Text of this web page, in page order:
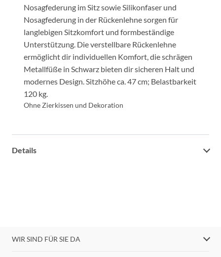
Nosagfederung im Sitz sowie Silikonfaser und
Nosagfederung in der Rückenlehne sorgen für
langlebigen Sitzkomfort und formbeständige
Unterstützung. Die verstellbare Rückenlehne
ermöglicht dir individuellen Komfort, die schrägen
Metallfüße in Schwarz bieten dir sicheren Halt und
modernes Design. Sitzhöhe ca. 47 cm; Belastbarkeit
120 kg.
Ohne Zierkissen und Dekoration
Details
WIR SIND FÜR SIE DA